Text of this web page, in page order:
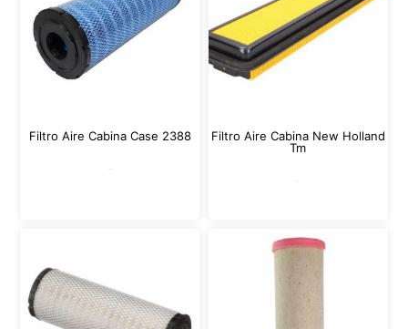
Filtro Aire Cabina Case 2388
Filtro Aire Cabina New Holland
Tm